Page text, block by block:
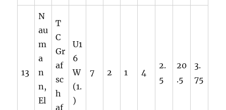
13
N
au
m
a
n
n,
El
T
C
Gr
af
sc
h
af
U1
6
W
(1.
)
7 2 1 4
2.
5
20
.5
3.
75